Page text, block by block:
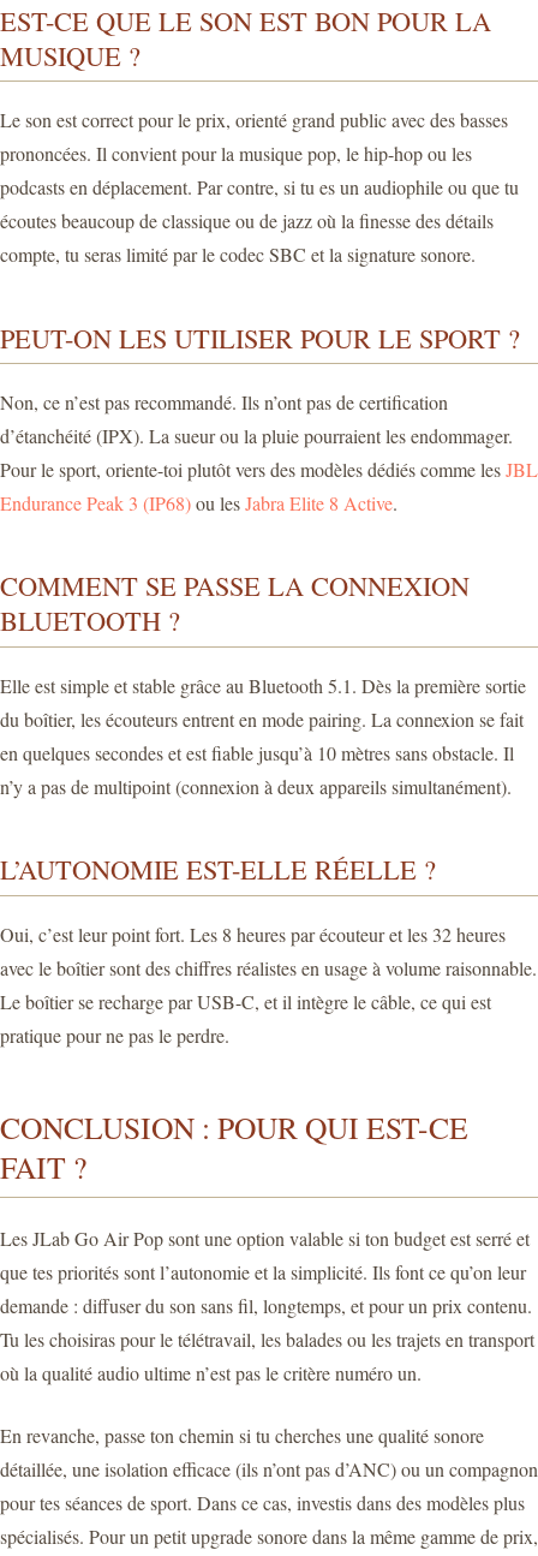
EST-CE QUE LE SON EST BON POUR LA
MUSIQUE ?
Le son est correct pour le prix, orienté grand public avec des basses
prononcées. Il convient pour la musique pop, le hip-hop ou les
podcasts en déplacement. Par contre, si tu es un audiophile ou que tu
écoutes beaucoup de classique ou de jazz où la finesse des détails
compte, tu seras limité par le codec SBC et la signature sonore.
PEUT-ON LES UTILISER POUR LE SPORT ?
Non, ce n’est pas recommandé. Ils n’ont pas de certification
d’étanchéité (IPX). La sueur ou la pluie pourraient les endommager.
Pour le sport, oriente-toi plutôt vers des modèles dédiés comme lesJBL
Endurance Peak 3 (IP68)ou lesJabra Elite 8 Active.
COMMENT SE PASSE LA CONNEXION
BLUETOOTH ?
Elle est simple et stable grâce au Bluetooth 5.1. Dès la première sortie
du boîtier, les écouteurs entrent en mode pairing. La connexion se fait
en quelques secondes et est fiable jusqu’à 10 mètres sans obstacle. Il
n’y a pas de multipoint (connexion à deux appareils simultanément).
L’AUTONOMIE EST-ELLE RÉELLE ?
Oui, c’est leur point fort. Les 8 heures par écouteur et les 32 heures
avec le boîtier sont des chiffres réalistes en usage à volume raisonnable.
Le boîtier se recharge par USB-C, et il intègre le câble, ce qui est
pratique pour ne pas le perdre.
CONCLUSION : POUR QUI EST-CE
FAIT ?
Les JLab Go Air Pop sont une option valable si ton budget est serré et
que tes priorités sont l’autonomie et la simplicité. Ils font ce qu’on leur
demande : diffuser du son sans fil, longtemps, et pour un prix contenu.
Tu les choisiras pour le télétravail, les balades ou les trajets en transport
où la qualité audio ultime n’est pas le critère numéro un.
En revanche, passe ton chemin si tu cherches une qualité sonore
détaillée, une isolation efficace (ils n’ont pas d’ANC) ou un compagnon
pour tes séances de sport. Dans ce cas, investis dans des modèles plus
spécialisés. Pour un petit upgrade sonore dans la même gamme de prix,